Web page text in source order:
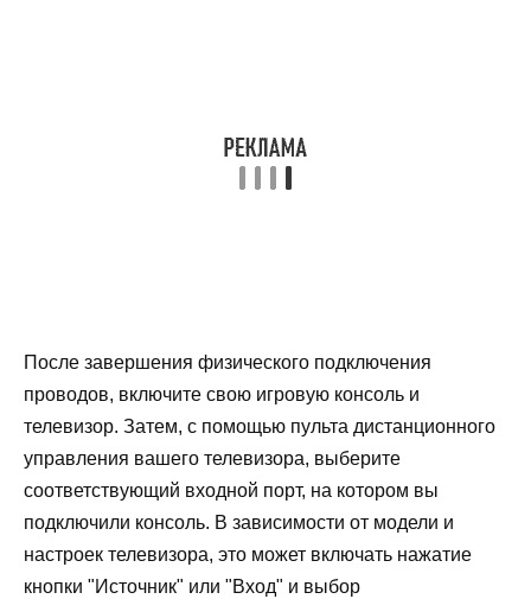
После завершения физического подключения
проводов, включите свою игровую консоль и
телевизор. Затем, с помощью пульта дистанционного
управления вашего телевизора, выберите
соответствующий входной порт, на котором вы
подключили консоль. В зависимости от модели и
настроек телевизора, это может включать нажатие
кнопки "Источник" или "Вход" и выбор